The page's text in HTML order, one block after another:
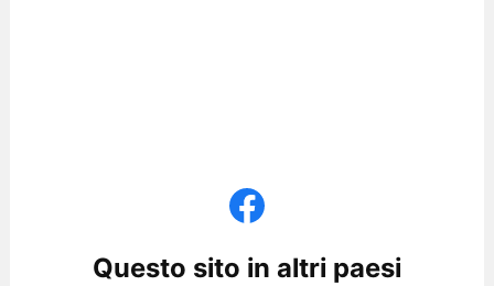
Questo sito in altri paesi